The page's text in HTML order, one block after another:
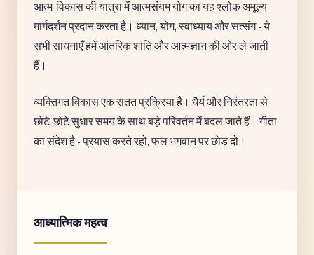
आत्म-विकास की यात्रा में आत्मसंयम योग का यह श्लोक अमूल्य
मार्गदर्शन प्रदान करता है। ध्यान, योग, स्वाध्याय और सत्संग - ये
सभी साधनाएँ हमें आंतरिक शांति और आत्मज्ञान की ओर ले जाती
हैं।
व्यक्तिगत विकास एक सतत प्रक्रिया है। धैर्य और निरंतरता से
छोटे-छोटे सुधार समय के साथ बड़े परिवर्तन में बदल जाते हैं। गीता
का संदेश है - प्रयास करते रहो, फल भगवान पर छोड़ दो।
आध्यात्मिक महत्व